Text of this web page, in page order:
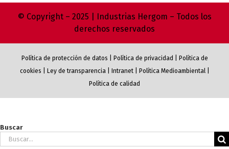
© Copyright – 2025 | Industrias Hergom – Todos los
derechos reservados
Política de protección de datos Política de privacidad
Política de
cookies
Ley de transparencia| Intranet| Política Medioambiental|
Política de calidad
Buscar
Buscar: